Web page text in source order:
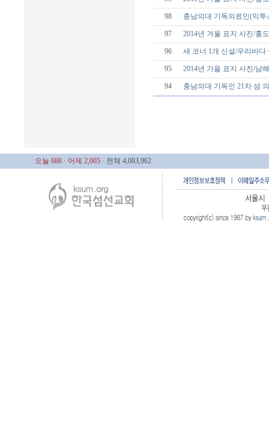
98 충남의대 기독의료인(익
97 2014년 겨울 표지 사진/홍
96 새 코너 1개 신설/우리바다
95 2014년 가을 표지 사진/남
94 충남의대 기독인 21차 섬
오늘 688 · 어제 2,005 · 전체 4,083,962